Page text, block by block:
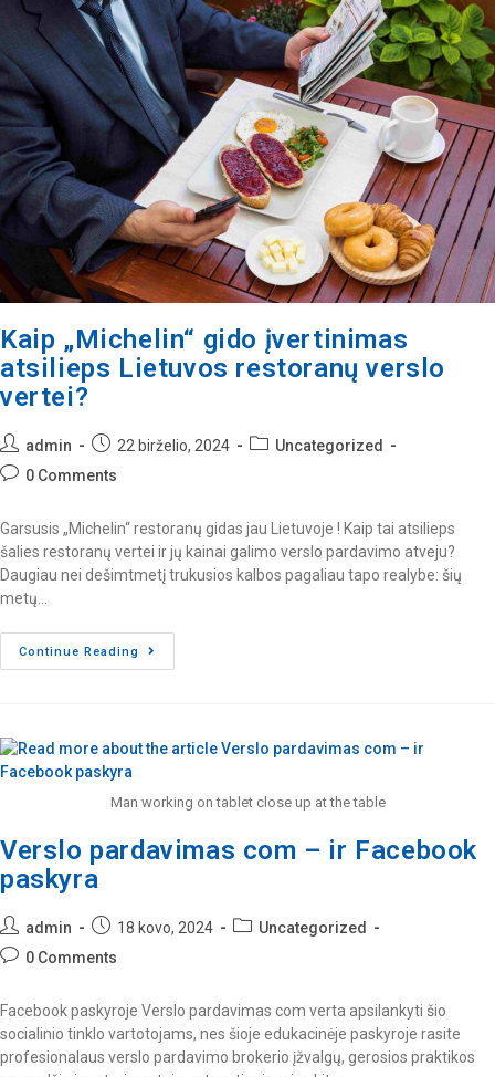
Kaip „Michelin“ gido įvertinimas
atsilieps Lietuvos restoranų verslo
vertei?
admin 22 birželio, 2024
Uncategorized
0 Comments
Garsusis „Michelin“ restoranų gidas jau Lietuvoje ! Kaip tai atsilieps
šalies restoranų vertei ir jų kainai galimo verslo pardavimo atveju?
Daugiau nei dešimtmetį trukusios kalbos pagaliau tapo realybe: šių
metų…
Continue Reading
Man working on tablet close up at the table
Verslo pardavimas com – ir Facebook
paskyra
admin 18 kovo, 2024
Uncategorized
0 Comments
Facebook paskyroje Verslo pardavimas com verta apsilankyti šio
socialinio tinklo vartotojams, nes šioje edukacinėje paskyroje rasite
profesionalaus verslo pardavimo brokerio įžvalgų, gerosios praktikos